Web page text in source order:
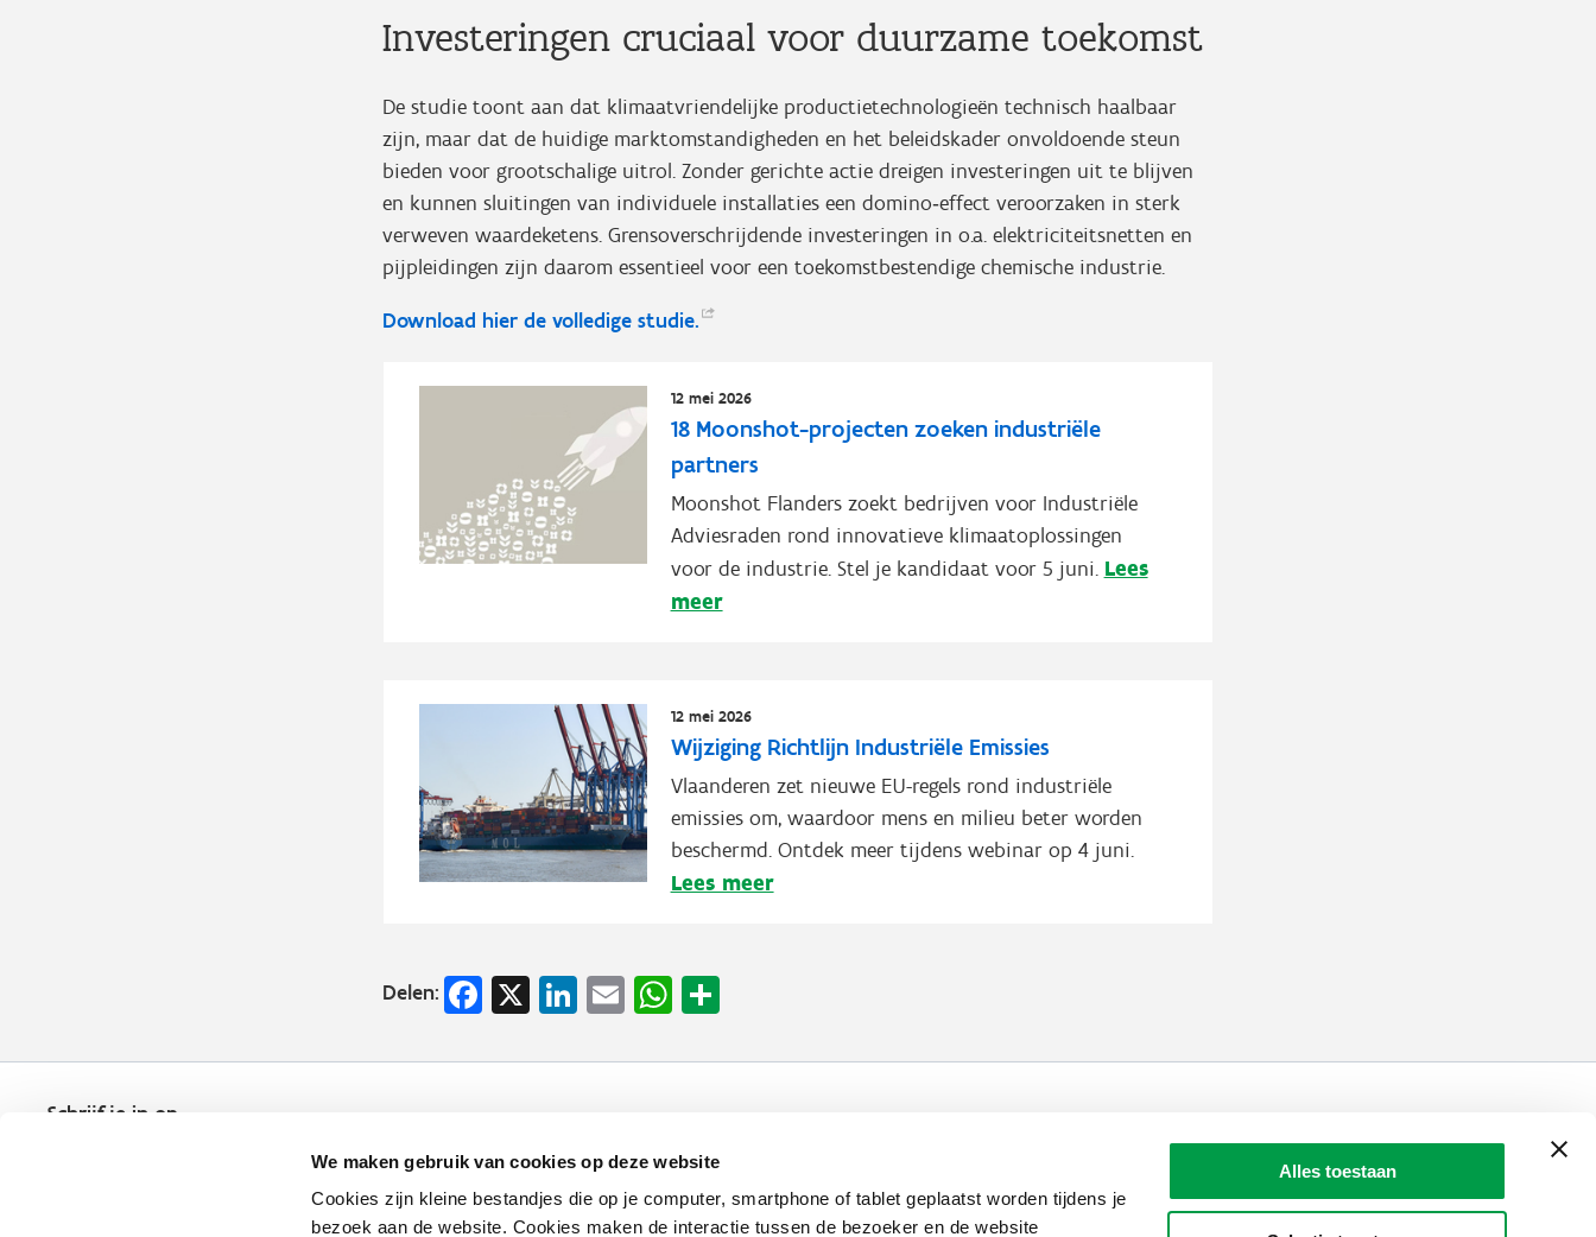
We maken gebruik van cookies op deze website
Cookies zijn kleine bestandjes die op je computer, smartphone of tablet geplaatst worden tijdens je
bezoek aan de website. Cookies maken de interactie tussen de bezoeker en de website
Alles toestaan
Investeringen cruciaal voor duurzame toekomst
De studie toont aan dat klimaatvriendelijke productietechnologieën technisch haalbaar
zijn, maar dat de huidige marktomstandigheden en het beleidskader onvoldoende steun
bieden voor grootschalige uitrol. Zonder gerichte actie dreigen investeringen uit te blijven
en kunnen sluitingen van individuele installaties een domino‑effect veroorzaken in sterk
verweven waardeketens. Grensoverschrijdende investeringen in o.a. elektriciteitsnetten en
pijpleidingen zijn daarom essentieel voor een toekomstbestendige chemische industrie.
Download hier de volledigestudie.
12 mei 2026
18 Moonshot-projecten zoeken industriële
partners
Moonshot Flanders zoekt bedrijven voor Industriële
Adviesraden rond innovatieve klimaatoplossingen
voor de industrie. Stel je kandidaat voor 5 juni. Lees
meer
12 mei 2026
Wijziging Richtlijn Industriële Emissies
Vlaanderen zet nieuwe EU-regels rond industriële
emissies om, waardoor mens en milieu beter worden
beschermd. Ontdek meer tijdens webinar op 4 juni.
Lees meer
Delen: Facebook
X LinkedIn
EmailWhatsApp
Schrijf je in op
Communicatieverplichtingen & logo's Klachten, meldingen & fraudebestrijding